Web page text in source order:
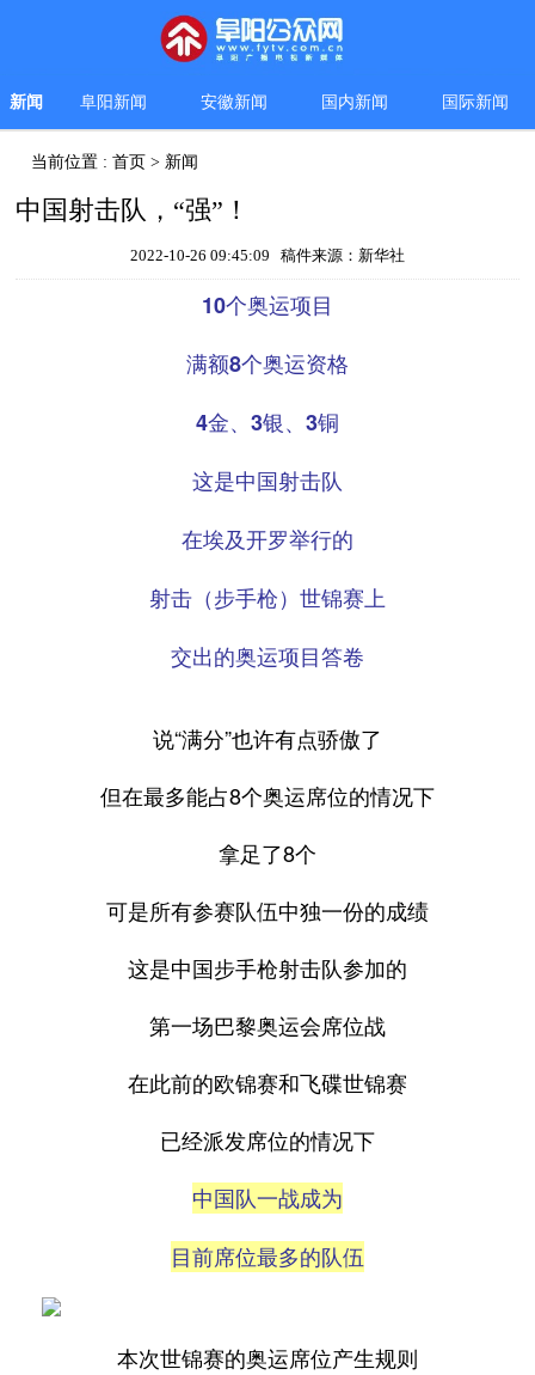
新闻 阜阳新闻 安徽新闻 国内新闻 国际新闻
当前位置 :首页 > 新闻
中国射击队，“强”！
2022-10-26 09:45:09 稿件来源：新华社
10个奥运项目
满额8个奥运资格
4金、3银、3铜
这是中国射击队
在埃及开罗举行的
射击（步手枪）世锦赛上
交出的奥运项目答卷
说“满分”也许有点骄傲了
但在最多能占8个奥运席位的情况下
拿足了8个
可是所有参赛队伍中独一份的成绩
这是中国步手枪射击队参加的
第一场巴黎奥运会席位战
在此前的欧锦赛和飞碟世锦赛
已经派发席位的情况下
中国队一战成为
目前席位最多的队伍
本次世锦赛的奥运席位产生规则